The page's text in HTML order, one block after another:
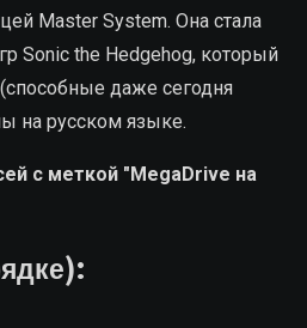
Master System. Она стала
Sonic the Hedgehog, который
даже сегодня
на русском языке.
с меткой "MegaDrive на